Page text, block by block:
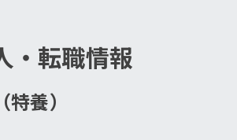
・転職情報
養）